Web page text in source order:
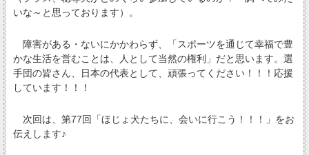
いな～と思っております）。
障害がある・ないにかかわらず、「スポーツを通じて幸福で豊
かな生活を営むことは、人として当然の権利」だと思います。選
手団の皆さん、日本の代表として、頑張ってください！！！応援
しています！！！
次回は、第77回「ほじょ犬たちに、会いに行こう！！！」をお
伝えします♪